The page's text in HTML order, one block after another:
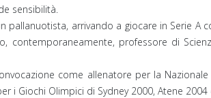
sensibilità.
pallanuotista, arrivando a giocare in Serie
contemporaneamente, professore di
come allenatore per la
i Giochi Olimpici di Sydney 2000, Atene